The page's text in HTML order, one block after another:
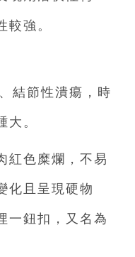
較強。
結節性潰瘍，時
大。
紅色糜爛，不易
化且呈現硬物
一鈕扣，又名為